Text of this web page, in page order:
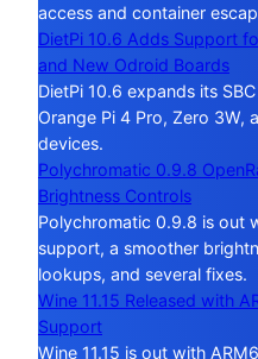
access and container
DietPi 10.6 Adds Support
and New Odroid Boards
DietPi 10.6 expands its
Orange Pi 4 Pro, Zero 3W,
devices.
Polychromatic 0.9.8
Brightness Controls
Polychromatic 0.9.8 is out
support, a smoother
lookups, and several fixes.
Wine 11.15 Released with
Support
Wine 11.15 is out with